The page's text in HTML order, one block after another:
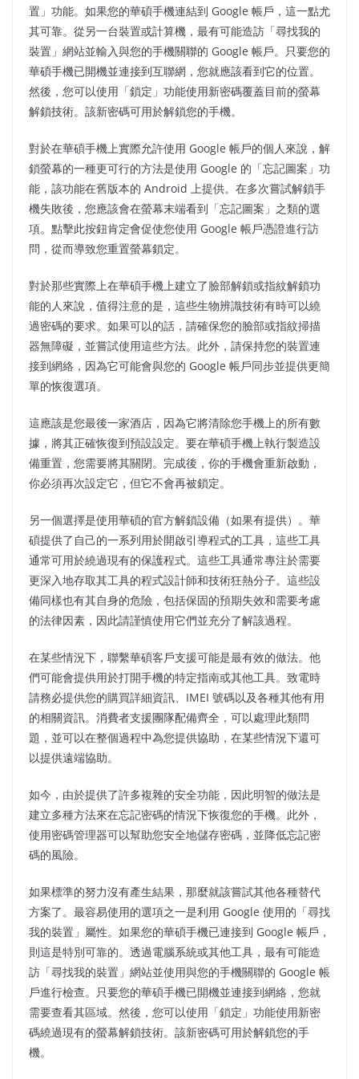
置」功能。如果您的華碩手機連結到 Google 帳戶，這一點尤
其可靠。從另一台裝置或計算機，最有可能造訪「尋找我的
裝置」網站並輸入與您的手機關聯的 Google 帳戶。只要您的
華碩手機已開機並連接到互聯網，您就應該看到它的位置。
然後，您可以使用「鎖定」功能使用新密碼覆蓋目前的螢幕
解鎖技術。該新密碼可用於解鎖您的手機。
對於在華碩手機上實際允許使用 Google 帳戶的個人來說，解
鎖螢幕的一種更可行的方法是使用 Google 的「忘記圖案」功
能，該功能在舊版本的 Android 上提供。在多次嘗試解鎖手
機失敗後，您應該會在螢幕末端看到「忘記圖案」之類的選
項。點擊此按鈕肯定會促使您使用 Google 帳戶憑證進行訪
問，從而導致您重置螢幕鎖定。
對於那些實際上在華碩手機上建立了臉部解鎖或指紋解鎖功
能的人來說，值得注意的是，這些生物辨識技術有時可以繞
過密碼的要求。如果可以的話，請確保您的臉部或指紋掃描
器無障礙，並嘗試使用這些方法。此外，請保持您的裝置連
接到網絡，因為它可能會與您的 Google 帳戶同步並提供更簡
單的恢復選項。
這應該是您最後一家酒店，因為它將清除您手機上的所有數
據，將其正確恢復到預設設定。要在華碩手機上執行製造設
備重置，您需要將其關閉。完成後，你的手機會重新啟動，
你必須再次設定它，但它不會再被鎖定。
另一個選擇是使用華碩的官方解鎖設備（如果有提供）。華
碩提供了自己的一系列用於開啟引導程式的工具，這些工具
通常可用於繞過現有的保護程式。這些工具通常專注於需要
更深入地存取其工具的程式設計師和技術狂熱分子。這些設
備同樣也有其自身的危險，包括保固的預期失效和需要考慮
的法律因素，因此請謹慎使用它們並充分了解該過程。
在某些情況下，聯繫華碩客戶支援可能是最有效的做法。他
們可能會提供用於打開手機的特定指南或其他工具。致電時
請務必提供您的購買詳細資訊、IMEI 號碼以及各種其他有用
的相關資訊。消費者支援團隊配備齊全，可以處理此類問
題，並可以在整個過程中為您提供協助，在某些情況下還可
以提供遠端協助。
如今，由於提供了許多複雜的安全功能，因此明智的做法是
建立多種方法來在忘記密碼的情況下恢復您的手機。此外，
使用密碼管理器可以幫助您安全地儲存密碼，並降低忘記密
碼的風險。
如果標準的努力沒有產生結果，那麼就該嘗試其他各種替代
方案了。最容易使用的選項之一是利用 Google 使用的「尋找
我的裝置」屬性。如果您的華碩手機已連接到 Google 帳戶，
則這是特別可靠的。透過電腦系統或其他工具，最有可能造
訪「尋找我的裝置」網站並使用與您的手機關聯的 Google 帳
戶進行檢查。只要您的華碩手機已開機並連接到網絡，您就
需要查看其區域。然後，您可以使用「鎖定」功能使用新密
碼繞過現有的螢幕解鎖技術。該新密碼可用於解鎖您的手
機。